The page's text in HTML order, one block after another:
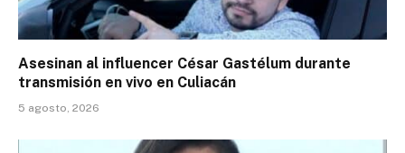
Asesinan al influencer César Gastélum durante
transmisión en vivo en Culiacán
5 agosto, 2026